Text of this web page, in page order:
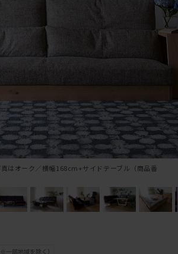
はオーク／横幅168cm+サイドテーブル（商品番